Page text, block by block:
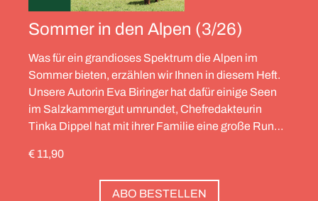
Sommer in den Alpen (3/26)
Was für ein grandioses Spektrum die Alpen im
Sommer bieten, erzählen wir Ihnen in diesem Heft.
Unsere Autorin Eva Biringer hat dafür einige Seen
im Salzkammergut umrundet, Chefredakteurin
Tinka Dippel hat mit ihrer Familie eine große Runde
Helfrich ist über viele Gipfel gegangen – von
Salzburg bis nach Triest. Und die Redaktion hat
zwölf Hotels gesammelt, die zweierlei gemeinsam
€ 11,90
ABO BESTELLEN